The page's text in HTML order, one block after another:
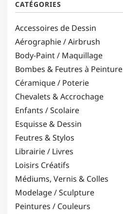
Accessoires de Dessin
Aérographie / Airbrush
Body-Paint / Maquillage
Bombes & Feutres à Peinture
Céramique / Poterie
Chevalets & Accrochage
Enfants / Scolaire
Esquisse & Dessin
Feutres & Stylos
Librairie / Livres
Loisirs Créatifs
Médiums, Vernis & Colles
Modelage / Sculpture
Peintures / Couleurs